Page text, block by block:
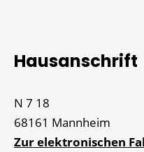
Hausanschrift
N 7 18
68161 Mannheim
Zur elektronischen